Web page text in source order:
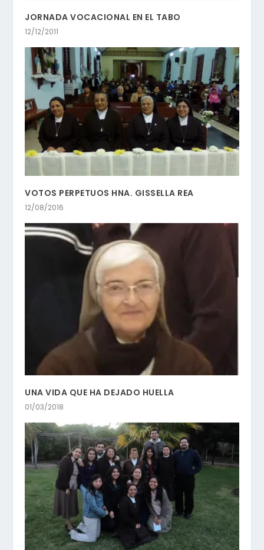
JORNADA VOCACIONAL EN EL TABO
12/12/2011
VOTOS PERPETUOS HNA. GISSELLA REA
12/08/2016
UNA VIDA QUE HA DEJADO HUELLA
01/03/2018